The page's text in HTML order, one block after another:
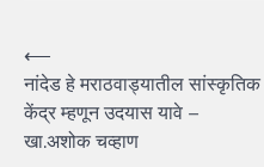
Post
navigation
⟵
नांदेड हे मराठवाड्यातील सांस्कृतिक
केंद्र म्हणून उदयास यावे –
खा.अशोक चव्हाण